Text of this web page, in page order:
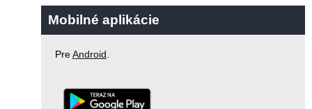
Mobilné aplikácie
PreAndroid